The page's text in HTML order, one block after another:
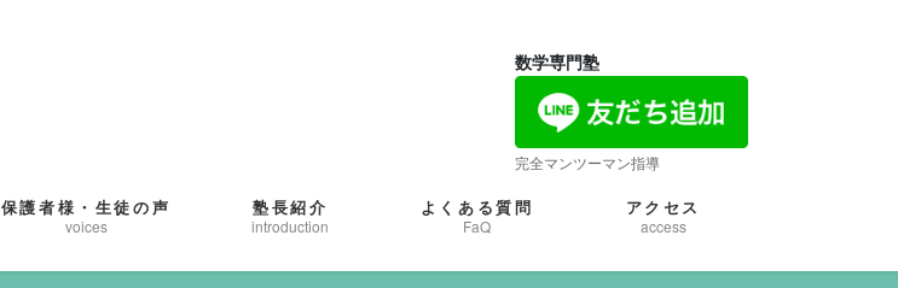
数学専門塾
完全マンツーマン指導
保護者様・生徒の声
voices
塾長紹介
introduction
よくある質問
FaQ
アクセス
access